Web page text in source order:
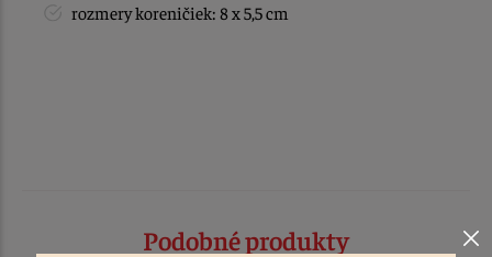
rozmery koreničiek: 8 x 5,5 cm
Podobné produkty